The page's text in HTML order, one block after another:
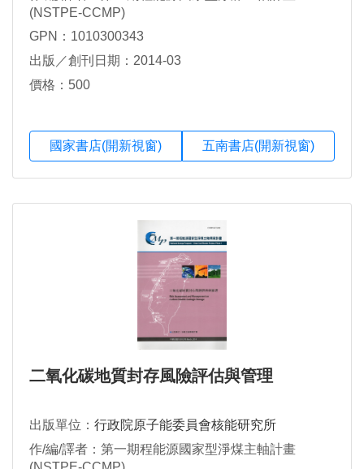
(NSTPE-CCMP)
GPN：1010300343
出版／創刊日期：2014-03
價格：500
國家書店(開新視窗) 五南書店(開新視窗)
二氧化碳地質封存風險評估與管理
出版單位： 行政院原子能委員會核能研究所
作/編/譯者：第一期程能源國家型淨煤主軸計畫